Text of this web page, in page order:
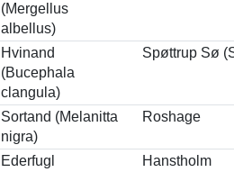
(Mergellus
albellus)
Hvinand
(Bucephala
clangula)
Spøttrup Sø
Sortand (Melanitta
nigra)
Roshage
Ederfugl
Hanstholm